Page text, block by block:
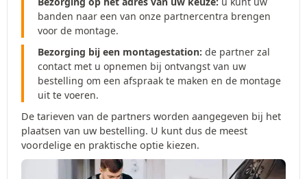
banden naar een van onze partnercentra brengen
voor de montage.
Bezorging bij een montagestation: de partner zal
contact met u opnemen bij ontvangst van uw
bestelling om een afspraak te maken en de montage
uit te voeren.
De tarieven van de partners worden aangegeven bij het
plaatsen van uw bestelling. U kunt dus de meest
voordelige en praktische optie kiezen.